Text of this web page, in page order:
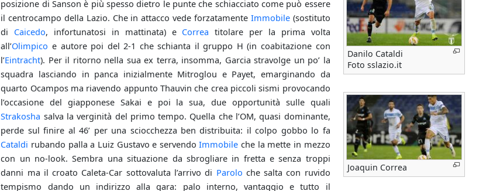
Danilo Cataldi
Foto sslazio.it
Joaquin Correa
posizione di Sanson è più spesso dietro le punte che schiacciato come può essere
il centrocampo della Lazio. Che in attacco vede forzatamente Immobile(sostituto
di Caicedo, infortunatosi in mattinata) e Correa titolare per la prima volta
all’Olimpico e autore poi del 2­-1 che schianta il gruppo H (in coabitazione con
l’Eintracht). Per il ritorno nella sua ex terra, insomma, Garcia stravolge un po’ la
squadra lasciando in panca inizialmente Mitroglou e Payet, emarginando da
quarto Ocampos ma riavendo appunto Thauvin che crea piccoli sismi provocando
l’occasione del giapponese Sakai e poi la sua, due opportunità sulle quali
Strakosha salva la verginità del primo tempo. Quella che l’OM, quasi dominante,
perde sul finire al 46’ per una sciocchezza ben distribuita: il colpo gobbo lo fa
Cataldi rubando palla a Luiz Gustavo e servendoImmobile che la mette in mezzo
con un no­-look. Sembra una situazione da sbrogliare in fretta e senza troppi
danni ma il croato Caleta­-Car sottovaluta l’arrivo di Parolo che salta con ruvido
tempismo dando un indirizzo alla gara: palo interno, vantaggio e tutto il